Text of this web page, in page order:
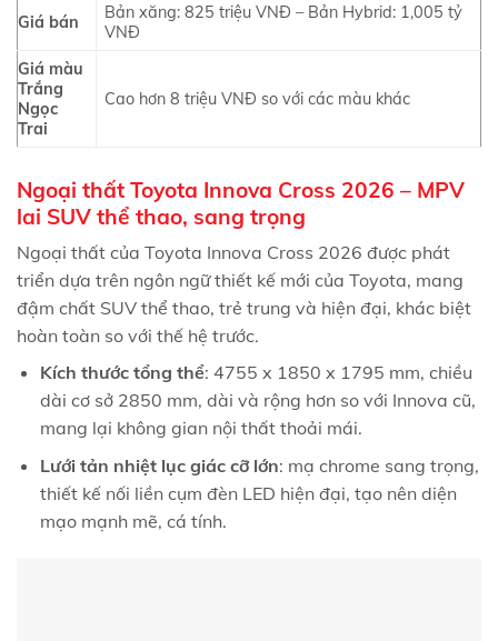
Giá bán
Bản xăng: 825 triệu VNĐ – Bản Hybrid: 1,005 tỷ
VNĐ
Giá màu
Trắng
Ngọc
Trai
Cao hơn 8 triệu VNĐ so với các màu khác
Ngoại thất Toyota Innova Cross 2026 – MPV
lai SUV thể thao, sang trọng
Ngoại thất của Toyota Innova Cross 2026 được phát
triển dựa trên ngôn ngữ thiết kế mới của Toyota, mang
đậm chất SUV thể thao, trẻ trung và hiện đại, khác biệt
hoàn toàn so với thế hệ trước.
Kích thước tổng thể: 4755 x 1850 x 1795 mm, chiều
dài cơ sở 2850 mm, dài và rộng hơn so với Innova cũ,
mang lại không gian nội thất thoải mái.
Lưới tản nhiệt lục giác cỡ lớn: mạ chrome sang trọng,
thiết kế nối liền cụm đèn LED hiện đại, tạo nên diện
mạo mạnh mẽ, cá tính.